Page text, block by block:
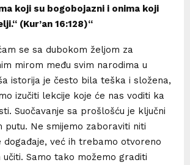
koji su bogobojazni i onima koji
(Kur’an 16:128)“
se sa dubokom željom za
mirom među svim narodima u
istorija je često bila teška i složena,
izučiti lekcije koje će nas voditi ka
Suočavanje sa prošlošću je ključni
putu. Ne smijemo zaboraviti niti
događaje, već ih trebamo otvoreno
učiti. Samo tako možemo graditi